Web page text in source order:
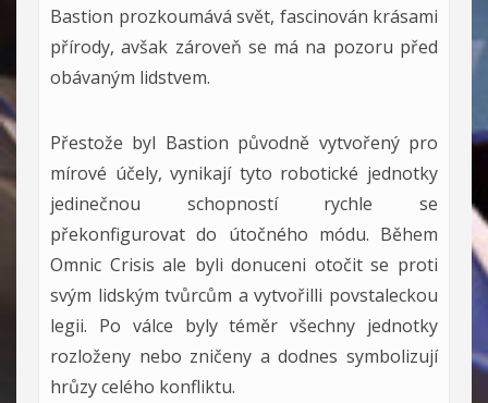
Bastion prozkoumává svět, fascinován krásami
přírody, avšak zároveň se má na pozoru před
obávaným lidstvem.
Přestože byl Bastion původně vytvořený pro
mírové účely, vynikají tyto robotické jednotky
jedinečnou schopností rychle se
překonfigurovat do útočného módu. Během
Omnic Crisis ale byli donuceni otočit se proti
svým lidským tvůrcům a vytvořilli povstaleckou
legii. Po válce byly téměr všechny jednotky
rozloženy nebo zničeny a dodnes symbolizují
hrůzy celého konfliktu.